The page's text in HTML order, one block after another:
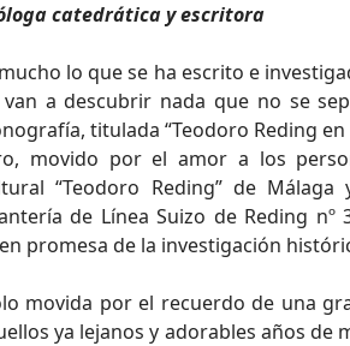
catedrática y escritora
lo que se ha escrito e
a descubrir nada que no se
titulada “Teodoro Reding
movido por el amor a los
“Teodoro Reding” de
de Línea Suizo de Reding
promesa de la investigación
movida por el recuerdo de una
ya lejanos y adorables años de